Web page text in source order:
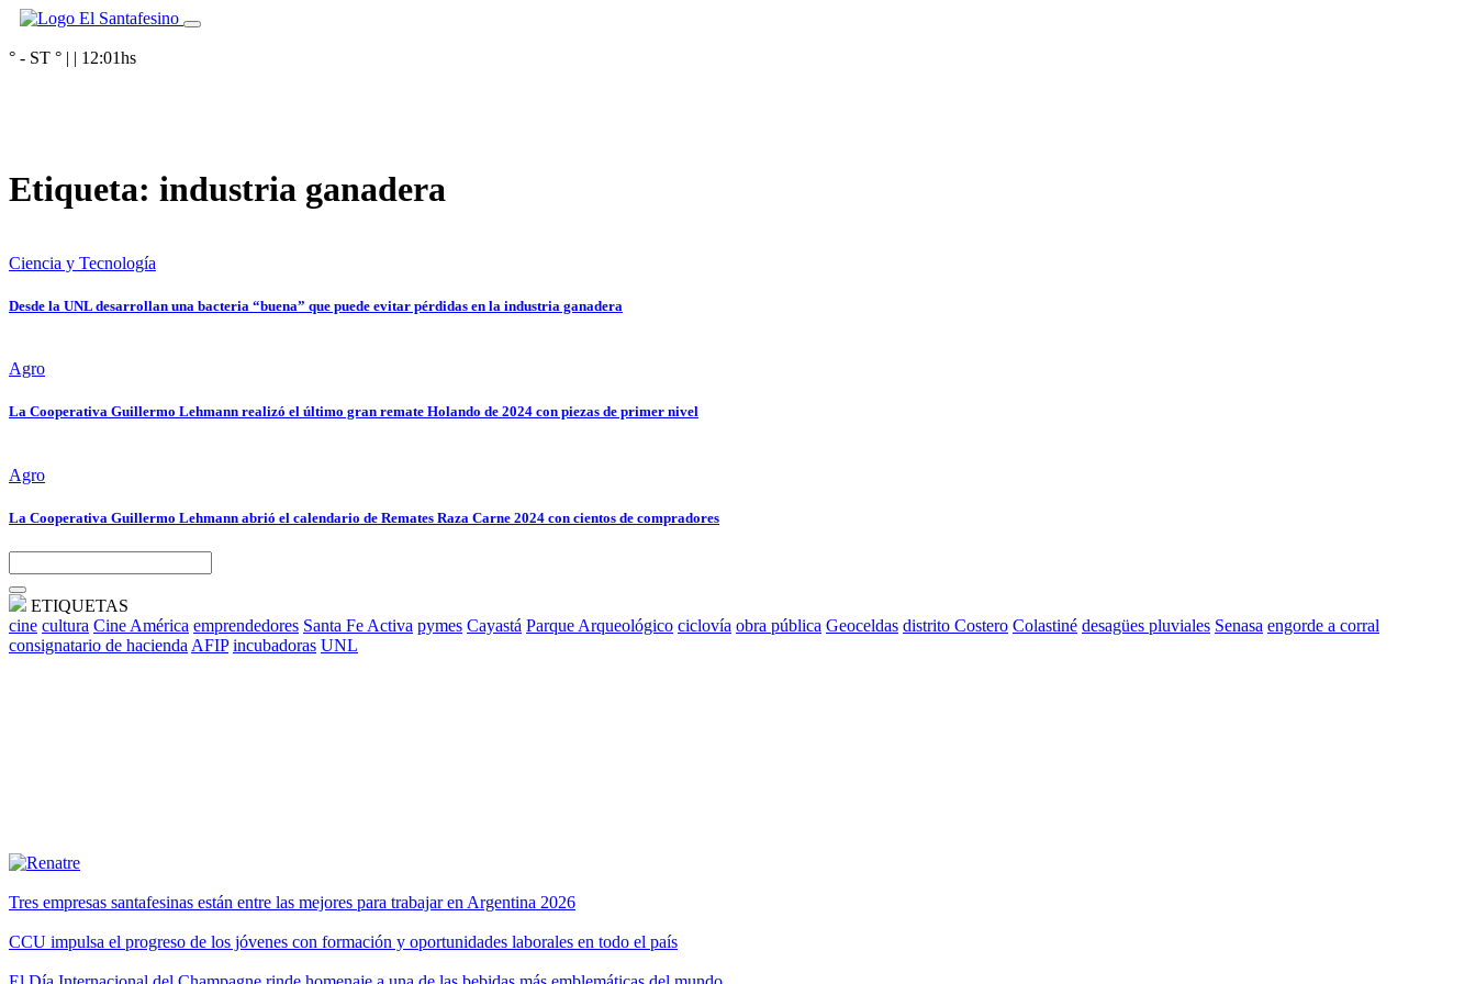
° - ST ° | | 12:01hs
Etiqueta: industria ganadera
Ciencia y Tecnología
Desde la UNL desarrollan una bacteria “buena” que puede evitar pérdidas en la industria ganadera
Agro
La Cooperativa Guillermo Lehmann realizó el último gran remate Holando de 2024 con piezas de primer nivel
Agro
La Cooperativa Guillermo Lehmann abrió el calendario de Remates Raza Carne 2024 con cientos de compradores
ETIQUETAS
cine cultura Cine América emprendedores Santa Fe Activa pymes Cayastá Parque Arqueológico ciclovía obra pública Geoceldas distrito Costero Colastiné desagües pluviales Senasa engorde a corral
consignatario de hacienda AFIP incubadoras UNL
Tres empresas santafesinas están entre las mejores para trabajar en Argentina 2026
CCU impulsa el progreso de los jóvenes con formación y oportunidades laborales en todo el país